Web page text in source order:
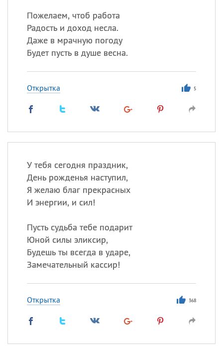
Пожелаем, чтоб работа
Радость и доход несла.
Даже в мрачную погоду
Будет пусть в душе весна.
Открытка 5
У тебя сегодня праздник,
День рожденья наступил,
Я желаю благ прекрасных
И энергии, и сил!
Пусть судьба тебе подарит
Юной силы эликсир,
Будешь ты всегда в ударе,
Замечательный кассир!
Открытка 368